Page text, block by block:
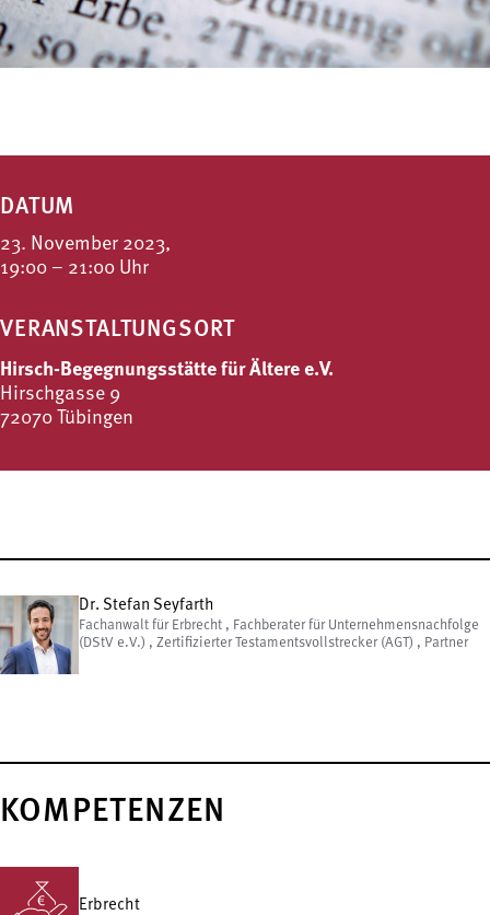
DATUM
23. November 2023,
19:00 – 21:00 Uhr
VERANSTALTUNGSORT
Hirsch-Begegnungsstätte für Ältere e.V.
Hirschgasse 9
72070 Tübingen
Dr. Stefan Seyfarth
Fachanwalt für Erbrecht , Fachberater für Unternehmensnachfolge
(DStV e.V.) , Zertifizierter Testamentsvollstrecker (AGT) , Partner
KOMPETENZEN
Erbrecht